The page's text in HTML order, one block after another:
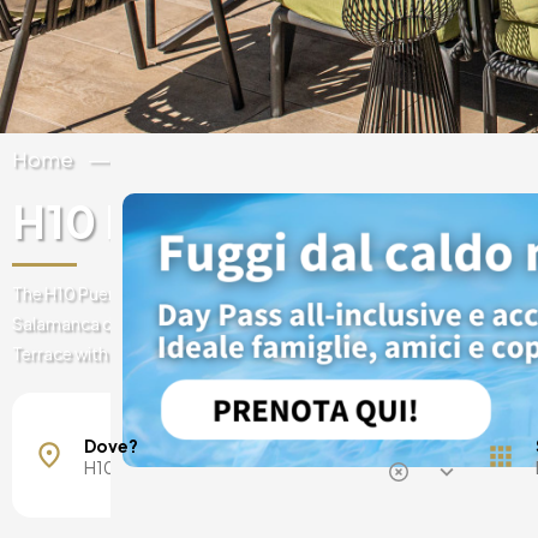
Home
H10 Puerta de Alcala
The H10 Puerta de Alcalá hotel is located near the Retiro Park in
Salamanca district. Indulge in a delicious brunch on the impressive
Terrace with an infinity pool and enjoy its panoramic views of the
Maiorca, Spagna
Barcellona, Spagna
Madrid, Spagna
Dove?